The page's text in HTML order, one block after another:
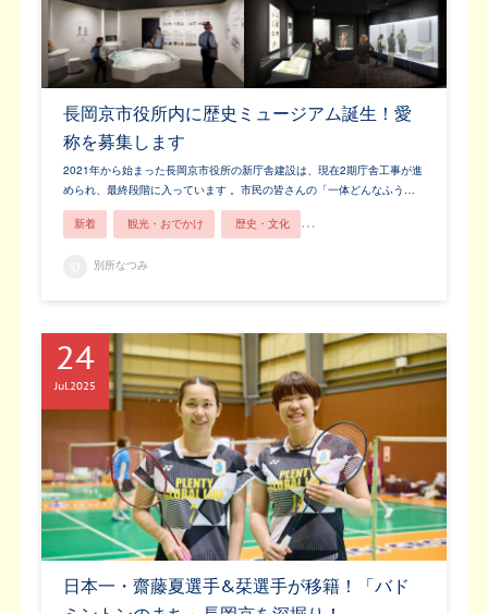
長岡京市役所内に歴史ミュージアム誕生！愛
称を募集します
2021年から始まった長岡京市役所の新庁舎建設は、現在2期庁舎工事が進
められ、最終段階に入っています 。市民の皆さんの「一体どんなふう…
新着 観光・おでかけ 歴史・文化
別所なつみ
日本一・齋藤夏選手&栞選手が移籍！「バド
24
Jul2025